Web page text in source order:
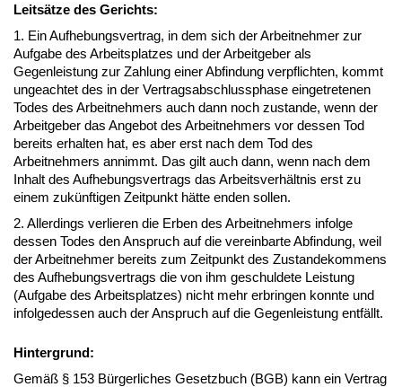
Leitsätze des Gerichts:
1. Ein Aufhebungsvertrag, in dem sich der Arbeitnehmer zur
Aufgabe des Arbeitsplatzes und der Arbeitgeber als
Gegenleistung zur Zahlung einer Abfindung verpflichten, kommt
ungeachtet des in der Vertragsabschlussphase eingetretenen
Todes des Arbeitnehmers auch dann noch zustande, wenn der
Arbeitgeber das Angebot des Arbeitnehmers vor dessen Tod
bereits erhalten hat, es aber erst nach dem Tod des
Arbeitnehmers annimmt. Das gilt auch dann, wenn nach dem
Inhalt des Aufhebungsvertrags das Arbeitsverhältnis erst zu
einem zukünftigen Zeitpunkt hätte enden sollen.
2. Allerdings verlieren die Erben des Arbeitnehmers infolge
dessen Todes den Anspruch auf die vereinbarte Abfindung, weil
der Arbeitnehmer bereits zum Zeitpunkt des Zustandekommens
des Aufhebungsvertrags die von ihm geschuldete Leistung
(Aufgabe des Arbeitsplatzes) nicht mehr erbringen konnte und
infolgedessen auch der Anspruch auf die Gegenleistung entfällt.
Hintergrund:
Gemäß § 153 Bürgerliches Gesetzbuch (BGB) kann ein Vertrag